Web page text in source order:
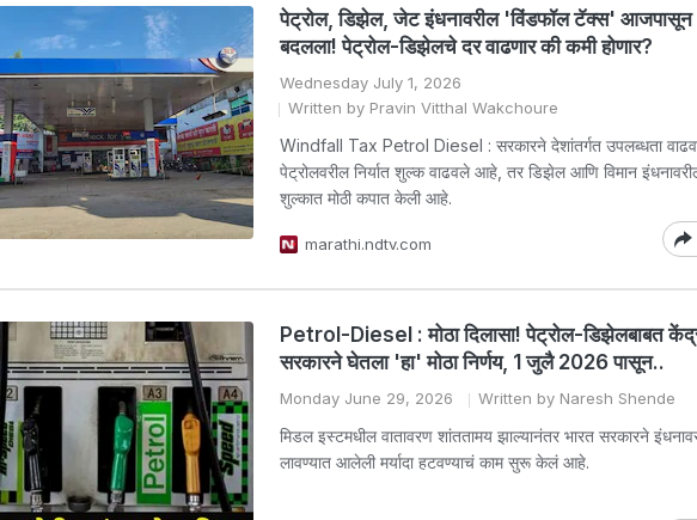
पेट्रोल, डिझेल, जेट इंधनावरील 'विंडफॉल टॅक्स' आजपासून
बदलला! पेट्रोल-डिझेलचे दर वाढणार की कमी होणार?
Wednesday July 1, 2026
Written by Pravin Vitthal Wakchoure
Windfall Tax Petrol Diesel : सरकारने देशांतर्गत उपलब्धता
पेट्रोलवरील निर्यात शुल्क वाढवले आहे, तर डिझेल आणि विमान
शुल्कात मोठी कपात केली आहे.
marathi.ndtv.com
Petrol-Diesel : मोठा दिलासा! पेट्रोल-डिझेलबाबत
सरकारने घेतला 'हा' मोठा निर्णय, 1 जुलै 2026 पासून..
Monday June 29, 2026 Written by Naresh Shende
मिडल इस्टमधील वातावरण शांततामय झाल्यानंतर भारत सरकारने
लावण्यात आलेली मर्यादा हटवण्याचं काम सुरू केलं आहे.